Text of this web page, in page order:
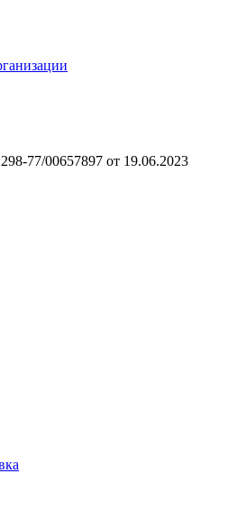
77/00657897 от 19.06.2023